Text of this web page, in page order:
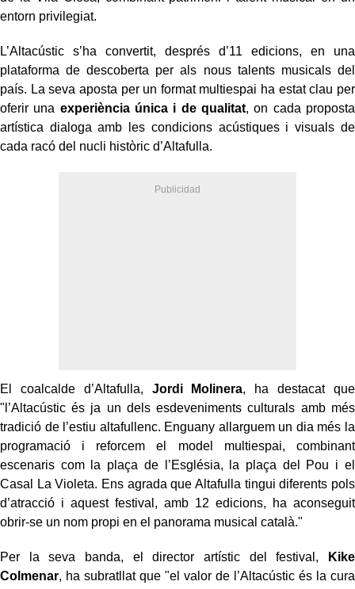
entorn privilegiat.
L’Altacústic s’ha convertit, després d’11 edicions, en una
plataforma de descoberta per als nous talents musicals del
país. La seva aposta per un format multiespai ha estat clau per
oferir una experiència única i de qualitat, on cada proposta
artística dialoga amb les condicions acústiques i visuals de
cada racó del nucli històric d’Altafulla.
El coalcalde d’Altafulla, Jordi Molinera, ha destacat que
"l’Altacústic és ja un dels esdeveniments culturals amb més
tradició de l’estiu altafullenc. Enguany allarguem un dia més la
programació i reforcem el model multiespai, combinant
escenaris com la plaça de l’Església, la plaça del Pou i el
Casal La Violeta. Ens agrada que Altafulla tingui diferents pols
d’atracció i aquest festival, amb 12 edicions, ha aconseguit
obrir-se un nom propi en el panorama musical català."
Per la seva banda, el director artístic del festival,
Kike
Colmenar, ha subratllat que "el valor de l’Altacústic és la cura